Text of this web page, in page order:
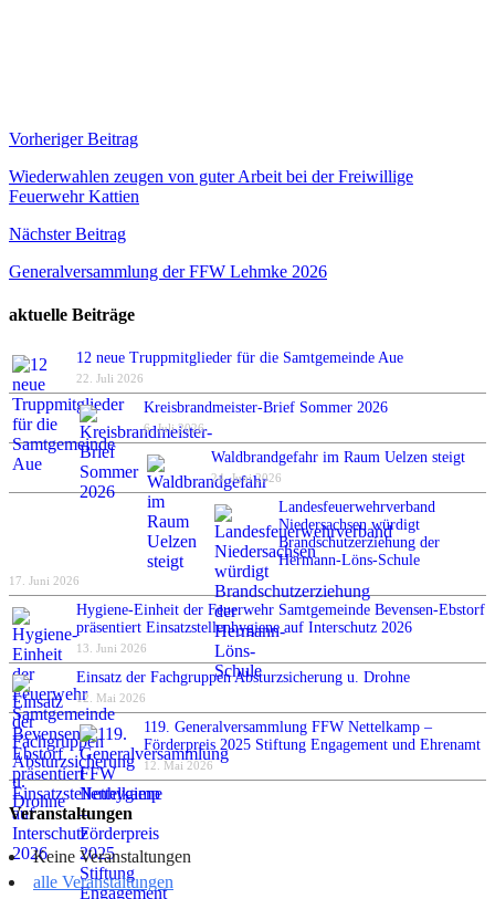
Beitragsnavigation
Vorheriger Beitrag
Wiederwahlen zeugen von guter Arbeit bei der Freiwillige
Feuerwehr Kattien
Nächster Beitrag
Generalversammlung der FFW Lehmke 2026
aktuelle Beiträge
12 neue Truppmitglieder für die Samtgemeinde Aue
22. Juli 2026
Kreisbrandmeister-Brief Sommer 2026
6. Juli 2026
Waldbrandgefahr im Raum Uelzen steigt
24. Juni 2026
Landesfeuerwehrverband
Niedersachsen würdigt
Brandschutzerziehung der
Hermann-Löns-Schule
17. Juni 2026
Hygiene-Einheit der Feuerwehr Samtgemeinde Bevensen-Ebstorf
präsentiert Einsatzstellenhygiene auf Interschutz 2026
13. Juni 2026
Einsatz der Fachgruppen Absturzsicherung u. Drohne
12. Mai 2026
119. Generalversammlung FFW Nettelkamp –
Förderpreis 2025 Stiftung Engagement und Ehrenamt
12. Mai 2026
Veranstaltungen
Keine Veranstaltungen
alle Veranstaltungen